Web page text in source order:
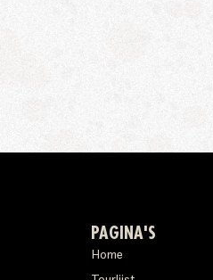
PAGINA'S
Home